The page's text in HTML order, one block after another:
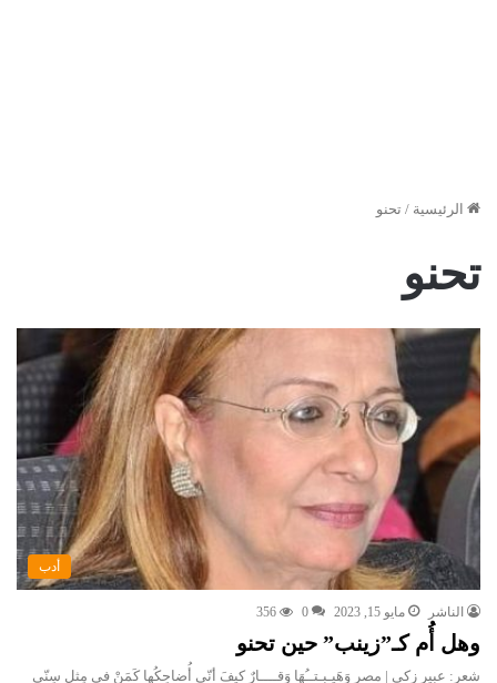
الرئيسية / تحنو
تحنو
أدب
الناشر مايو 15, 2023 0
356
وهل أُم كـ”زينب” حين تحنو
شعر: عبير زكي | مصر وَهَيـبـتــُهَا وَقــــارٌ كيفَ أنّي أُضاحِكُها كَمَنْ في مِثلِ سِنّي